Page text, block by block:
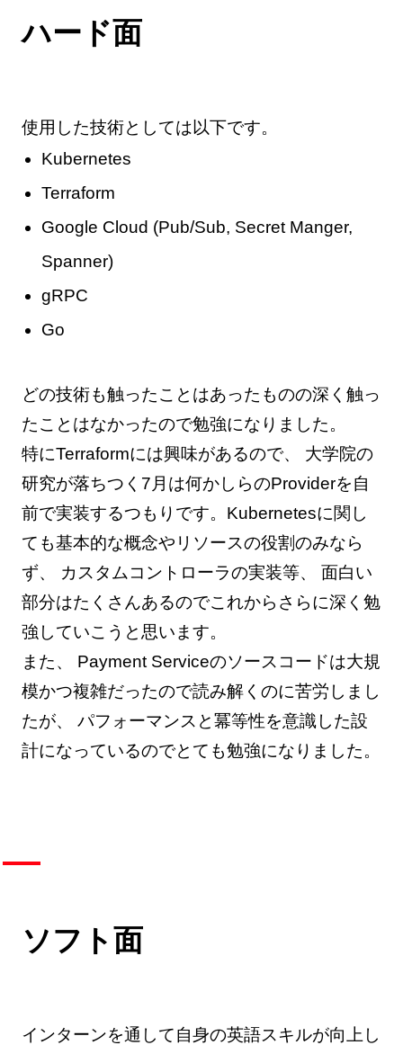
ハード面
使用した技術としては以下です。
Kubernetes
Terraform
Google Cloud (Pub/Sub, Secret Manger,
Spanner)
gRPC
Go
どの技術も触ったことはあったものの深く触っ
たことはなかったので勉強になりました。
特にTerraformには興味があるので、 大学院の
研究が落ちつく7月は何かしらのProviderを自
前で実装するつもりです。Kubernetesに関し
ても基本的な概念やリソースの役割のみなら
ず、 カスタムコントローラの実装等、 面白い
部分はたくさんあるのでこれからさらに深く勉
強していこうと思います。
また、 Payment Serviceのソースコードは大規
模かつ複雑だったので読み解くのに苦労しまし
たが、 パフォーマンスと冪等性を意識した設
計になっているのでとても勉強になりました。
ソフト面
インターンを通して自身の英語スキルが向上し